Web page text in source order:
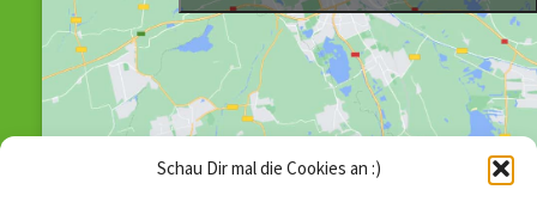
Schau Dir mal die Cookies an :)